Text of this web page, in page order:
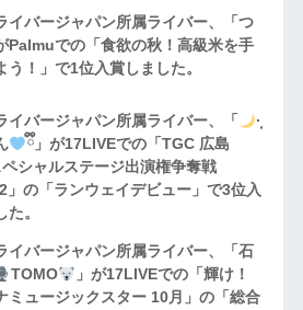
イバージャパン所属ライバー、「つ
Palmuでの「食欲の秋！高級米を手
う！」で1位入賞しました。
イバージャパン所属ライバー、「
·̩͙
ྀི」が17LIVEでの「TGC 広島
シャルステージ出演権争奪戦
」の「ランウェイデビュー」で3位入
た。
イバージャパン所属ライバー、「石
TOMO
」が17LIVEでの「輝け！
ミュージックスター 10月」の「総合